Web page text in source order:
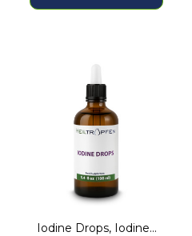
Iodine Drops, Iodine...